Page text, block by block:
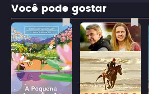
Você pode gostar